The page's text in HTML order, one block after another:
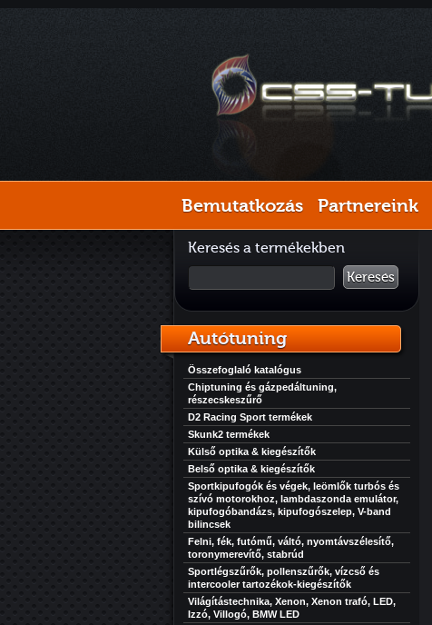
Bemutatkozás Partnereink
Keresés a termékekben
Keresés
Autótuning
Összefoglaló katalógus
Chiptuning és gázpedáltuning,
részecskeszűrő
D2 Racing Sport termékek
Skunk2 termékek
Külső optika & kiegészítők
Belső optika & kiegészítők
Sportkipufogók és végek, leömlők turbós és
szívó motorokhoz, lambdaszonda emulátor,
kipufogóbandázs, kipufogószelep, V-band
bilincsek
Felni, fék, futómű, váltó, nyomtávszélesítő,
toronymerevítő, stabrúd
Sportlégszűrők, pollenszűrők, vízcső és
intercooler tartozékok-kiegészítők
Világítástechnika, Xenon, Xenon trafó, LED,
Izzó, Villogó, BMW LED